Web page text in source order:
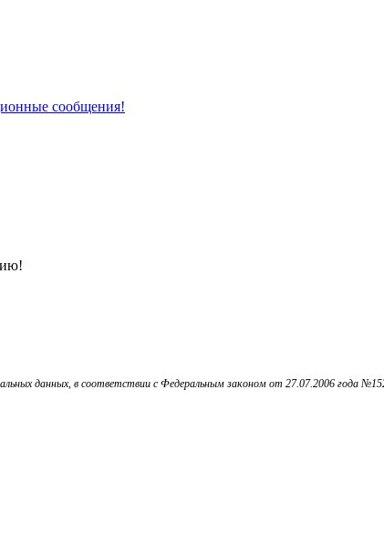
сообщения!
данных, в соответствии с Федеральным законом от 27.07.2006 года